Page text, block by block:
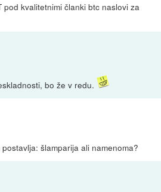
pod kvalitetnimi članki btc naslovi za
bo že v redu.
šlamparija ali namenoma?